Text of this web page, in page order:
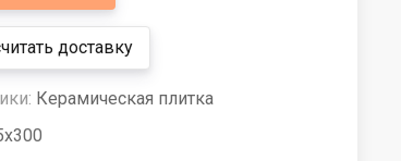
доставку
Керамическая плитка